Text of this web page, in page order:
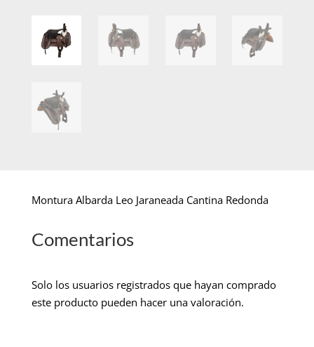
Montura Albarda Leo Jaraneada Cantina Redonda
Comentarios
Solo los usuarios registrados que hayan comprado
este producto pueden hacer una valoración.